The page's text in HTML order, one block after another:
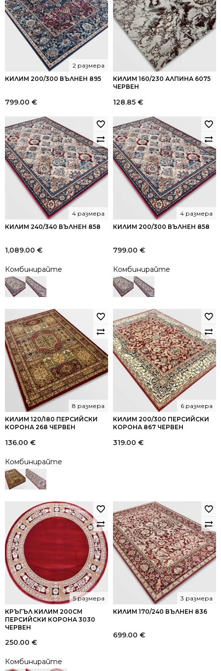
КИЛИМ 200/300 ВЪЛНЕН 895
2 размера
799.00 €
КИЛИМ 160/230 АЛПИНА 6075
ЧЕРВЕН
128.85 €
КИЛИМ 240/340 ВЪЛНЕН 858
4 размера
1,089.00 €
Комбинирайте
КИЛИМ 200/300 ВЪЛНЕН 858
4 размера
799.00 €
Комбинирайте
КИЛИМ 120/180 ПЕРСИЙСКИ
КОРОНА 268 ЧЕРВЕН
8 размера
136.00 €
Комбинирайте
КИЛИМ 200/300 ПЕРСИЙСКИ
КОРОНА 867 ЧЕРВЕН
6 размера
319.00 €
КРЪГЪЛ КИЛИМ 200СМ
ПЕРСИЙСКИ КОРОНА 3030
ЧЕРВЕН
5 размера
250.00 €
Комбинирайте
КИЛИМ 170/240 ВЪЛНЕН 836
3 размера
699.00 €